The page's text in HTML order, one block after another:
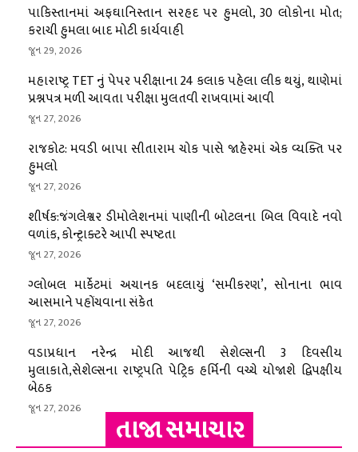
પાકિસ્તાનમાં અફઘાનિસ્તાન સરહદ પર હુમલો, 30 લોકોના મોત;
કરાચી હુમલા બાદ મોટી કાર્યવાહી
જૂન 29, 2026
મહારાષ્ટ્ર TET નું પેપર પરીક્ષાના 24 કલાક પહેલા લીક થયું, થાણેમાં
પ્રશ્નપત્ર મળી આવતા પરીક્ષા મુલતવી રાખવામાં આવી
જૂન 27, 2026
રાજકોટ: મવડી બાપા સીતારામ ચોક પાસે જાહેરમાં એક વ્યક્તિ પર
હુમલો
જૂન 27, 2026
શીર્ષક:જંગલેશ્વર ડીમોલેશનમાં પાણીની બોટલના બિલ વિવાદે નવો
વળાંક, કોન્ટ્રાક્ટરે આપી સ્પષ્ટતા
જૂન 27, 2026
ગ્લોબલ માર્કેટમાં અચાનક બદલાયું ‘સમીકરણ’, સોનાના ભાવ
આસમાને પહોંચવાના સંકેત
જૂન 27, 2026
વડાપ્રધાન નરેન્દ્ર મોદી આજથી સેશેલ્સની 3 દિવસીય
મુલાકાતે,સેશેલ્સના રાષ્ટ્રપતિ પેટ્રિક હર્મિની વચ્ચે યોજાશે દ્વિપક્ષીય
બેઠક
જૂન 27, 2026
તાજા સમાચાર